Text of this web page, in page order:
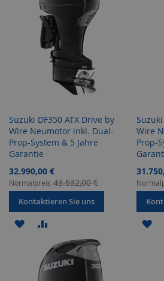
Suzuki DF350 ATX Drive by
Wire Neumotor inkl. Dual-
Prop-System & 5 Jahre
Garantie
Sonderangebot
32.990,00 €
Normalpreis 43.632,00 €
Kontaktieren Sie uns
ZUR
WUNSCHLISTE
HINZUFÜGEN
VERGLEICHSLISTE
HINZUFÜGEN
Wire
Prop-